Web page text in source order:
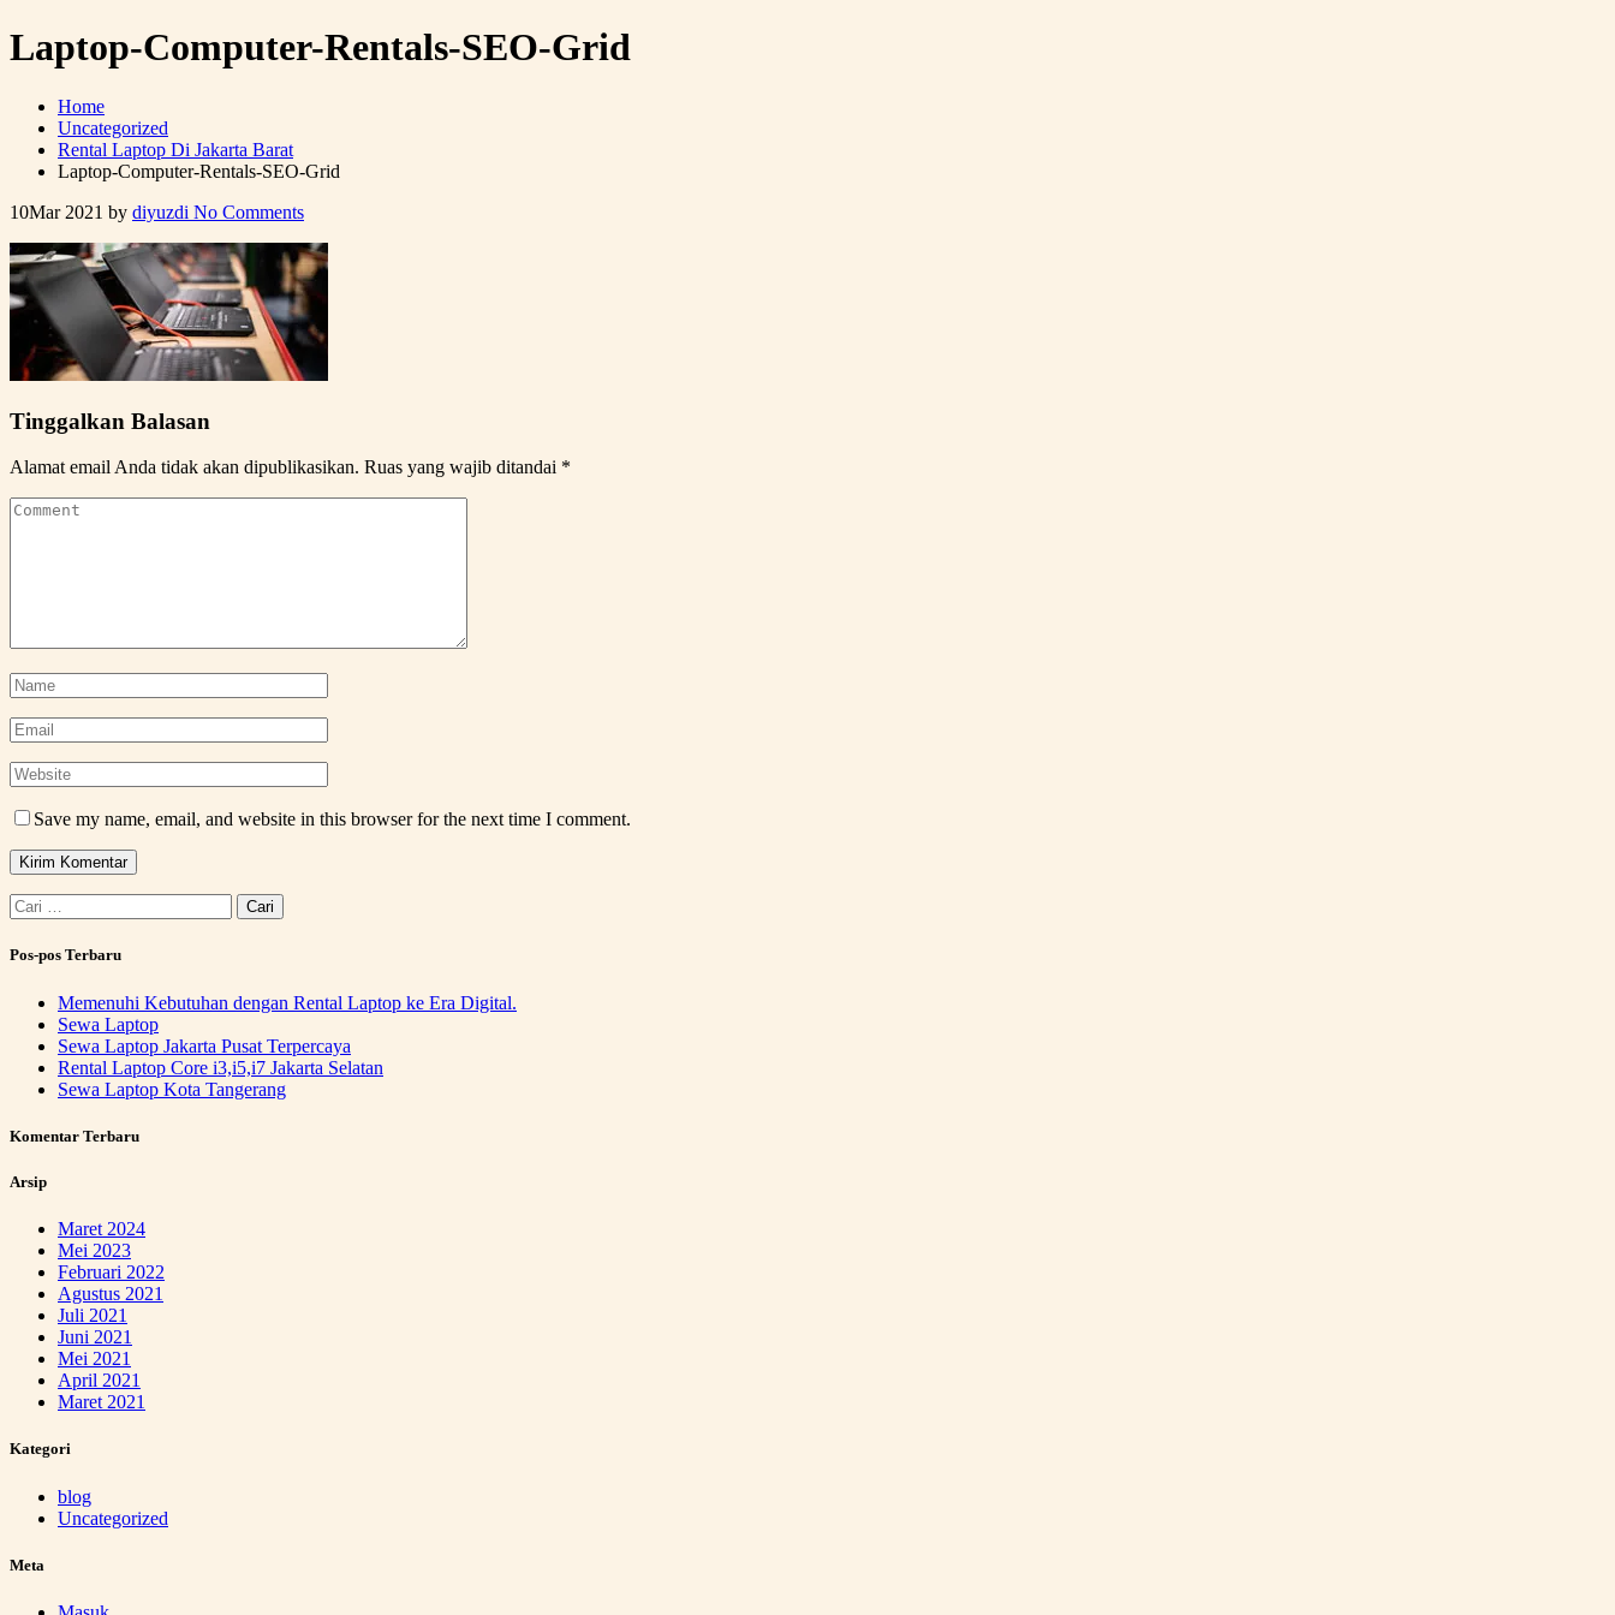
Laptop-Computer-Rentals-SEO-Grid
Home
Uncategorized
Rental Laptop Di Jakarta Barat
Laptop-Computer-Rentals-SEO-Grid
10Mar 2021 by diyuzdi No Comments
Tinggalkan Balasan
Alamat email Anda tidak akan dipublikasikan. Ruas yang wajib ditandai *
Save my name, email, and website in this browser for the next time I comment.
Cari
untuk:
Pos-pos Terbaru
Memenuhi Kebutuhan dengan Rental Laptop ke Era Digital.
Sewa Laptop
Sewa Laptop Jakarta Pusat Terpercaya
Rental Laptop Core i3,i5,i7 Jakarta Selatan
Sewa Laptop Kota Tangerang
Komentar Terbaru
Arsip
Maret 2024
Mei 2023
Februari 2022
Agustus 2021
Juli 2021
Juni 2021
Mei 2021
April 2021
Maret 2021
Kategori
blog
Uncategorized
Meta